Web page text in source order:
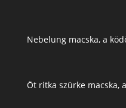
Nebelung macska, a
Öt ritka szürke macska,